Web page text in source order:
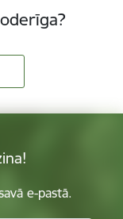
e-pastā.